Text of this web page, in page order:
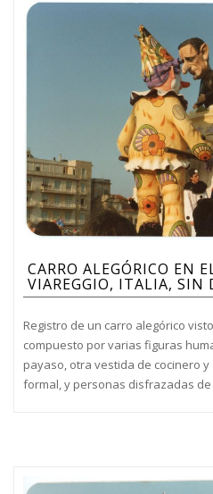
CARRO ALEGÓRICO EN
VIAREGGIO, ITALIA, SIN
Registro de un carro alegórico
compuesto por varias figuras
payaso, otra vestida de cocinero
formal, y personas disfrazadas